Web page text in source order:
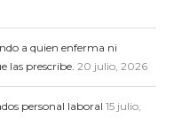
a quien enferma ni
las prescribe. 20 julio, 2026
personal laboral 15 julio,